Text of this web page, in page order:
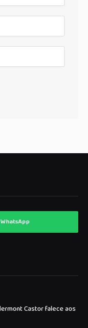
WhatsApp
Castor falece aos